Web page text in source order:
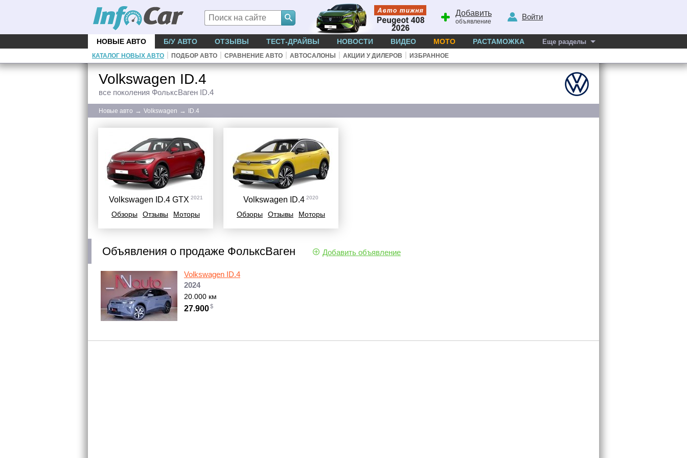
Добавить
объявление
Войти
НОВЫЕ АВТО Б/У АВТО ОТЗЫВЫ ТЕСТ-ДРАЙВЫ НОВОСТИ ВИДЕО МОТО РАСТАМОЖКА Еще разделы
КАТАЛОГ НОВЫХ АВТО | ПОДБОР АВТО | СРАВНЕНИЕ АВТО | АВТОСАЛОНЫ | АКЦИИ У ДИЛЕРОВ | ИЗБРАННОЕ
Volkswagen ID.4
все поколения ФольксВаген ID.4
Новые авто → Volkswagen → ID.4
Volkswagen ID.4 GTX 2021
Обзоры Отзывы Моторы
Volkswagen ID.4 2020
Обзоры Отзывы Моторы
Объявления о продаже ФольксВаген Добавить объявление
Volkswagen ID.4
2024
20.000 км
27.900$